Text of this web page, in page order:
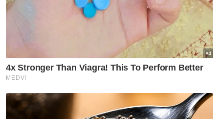
“Kita bayar berapa? Satu…jadi boleh ambil
satu saja.
(kita) tak boleh ambil. Kena bayar (lagi untuk air
tin kedua),” katanya sebagaimana dipetik